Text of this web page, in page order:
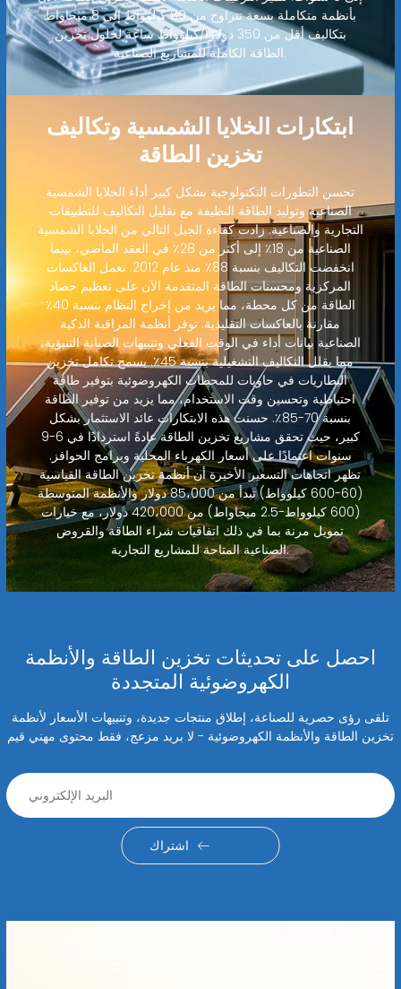
بأنظمة متكاملة بسعة تتراوح من 80 كيلوواط إلى 8 ميجاواط
بتكاليف أقل من 350 دولارًا/كيلوواط ساعة لحلول تخزين
الطاقة الكاملة للمشاريع الصناعية.
ابتكارات الخلايا الشمسية وتكاليف
تخزين الطاقة
تحسن التطورات التكنولوجية بشكل كبير أداء الخلايا الشمسية
الصناعية وتوليد الطاقة النظيفة مع تقليل التكاليف للتطبيقات
التجارية والصناعية. زادت كفاءة الجيل التالي من الخلايا الشمسية
الصناعية من 18٪ إلى أكثر من 28٪ في العقد الماضي، بينما
انخفضت التكاليف بنسبة 88٪ منذ عام 2012. تعمل العاكسات
المركزية ومحسنات الطاقة المتقدمة الآن على تعظيم حصاد
الطاقة من كل محطة، مما يزيد من إخراج النظام بنسبة 40٪
مقارنة بالعاكسات التقليدية. توفر أنظمة المراقبة الذكية
الصناعية بيانات أداء في الوقت الفعلي وتنبيهات الصيانة التنبؤية،
مما يقلل التكاليف التشغيلية بنسبة 45٪. يسمح تكامل تخزين
البطاريات في حاويات للمحطات الكهروضوئية بتوفير طاقة
احتياطية وتحسين وقت الاستخدام، مما يزيد من توفير الطاقة
بنسبة 70-85٪. حسنت هذه الابتكارات عائد الاستثمار بشكل
كبير، حيث تحقق مشاريع تخزين الطاقة عادةً استردادًا في 6-9
سنوات اعتمادًا على أسعار الكهرباء المحلية وبرامج الحوافز.
تظهر اتجاهات التسعير الأخيرة أن أنظمة تخزين الطاقة القياسية
(60-600 كيلوواط) تبدأ من 85،000 دولار والأنظمة المتوسطة
(600 كيلوواط-2.5 ميجاواط) من 420،000 دولار، مع خيارات
تمويل مرنة بما في ذلك اتفاقيات شراء الطاقة والقروض
الصناعية المتاحة للمشاريع التجارية.
احصل على تحديثات تخزين الطاقة والأنظمة
الكهروضوئية المتجددة
تلقى رؤى حصرية للصناعة، إطلاق منتجات جديدة، وتنبيهات الأسعار لأنظمة
تخزين الطاقة والأنظمة الكهروضوئية - لا بريد مزعج، فقط محتوى مهني قيم
اشتراك